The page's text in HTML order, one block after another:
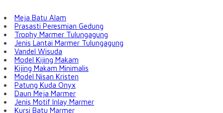
Meja Batu Alam
Prasasti Peresmian Gedung
Trophy Marmer Tulungagung
Jenis Lantai Marmer Tulungagung
Vandel Wisuda
Model Kijing Makam
Kijing Makam Minimalis
Model Nisan Kristen
Patung Kuda Onyx
Daun Meja Marmer
Jenis Motif Inlay Marmer
Kursi Batu Marmer